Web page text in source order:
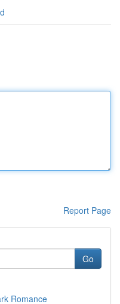
Report Page
Go
Romance